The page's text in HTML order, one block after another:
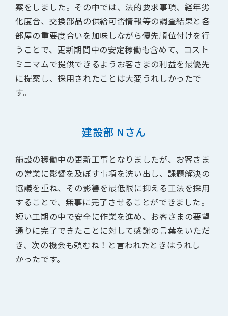
案をしました。その中では、法的要求事項、経年劣
化度合、交換部品の供給可否情報等の調査結果と各
部屋の重要度合いを加味しながら優先順位付けを行
うことで、更新期間中の安定稼働も含めて、コスト
ミニマムで提供できるようお客さまの利益を最優先
に提案し、採用されたことは大変うれしかったで
す。
建設部 Nさん
施設の稼働中の更新工事となりましたが、お客さま
の営業に影響を及ぼす事項を洗い出し、課題解決の
協議を重ね、その影響を最低限に抑える工法を採用
することで、無事に完了させることができました。
短い工期の中で安全に作業を進め、お客さまの要望
通りに完了できたことに対して感謝の言葉をいただ
き、次の機会も頼むね！と言われたときはうれし
かったです。